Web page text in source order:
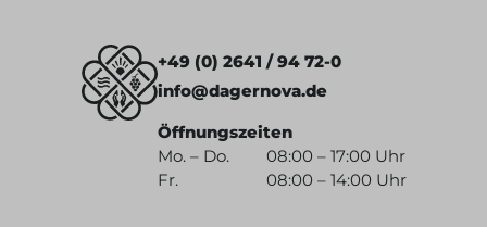
+49 (0) 2641 / 94 72-0
info@dagernova.de
Öffnungszeiten
Mo. – Do.
08:00 – 17:00 Uhr
Fr.
08:00 – 14:00 Uhr